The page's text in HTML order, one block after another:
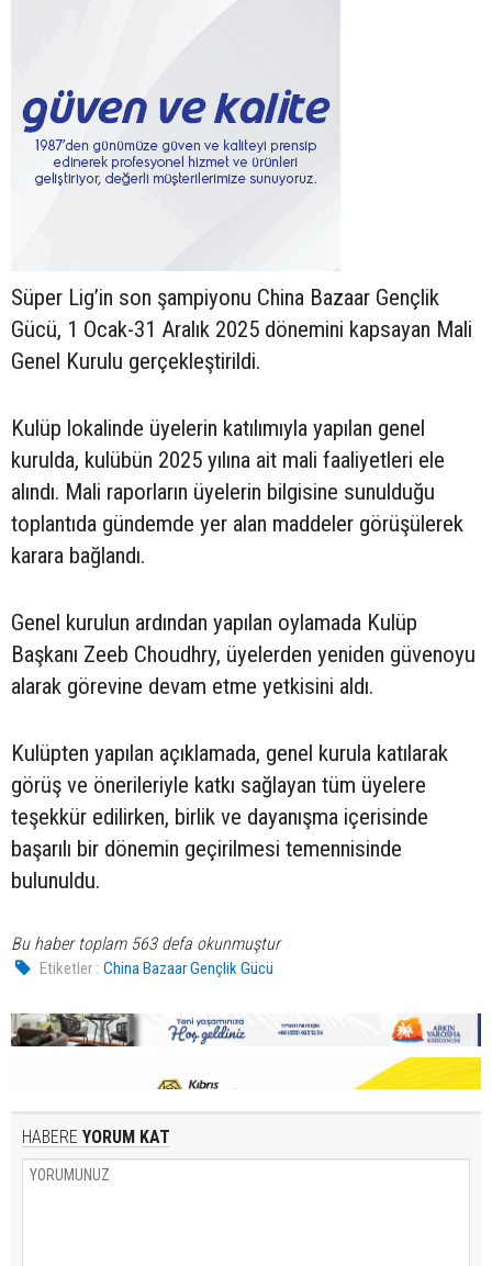
Süper Lig’in son şampiyonu China Bazaar Gençlik
Gücü, 1 Ocak-31 Aralık 2025 dönemini kapsayan Mali
Genel Kurulu gerçekleştirildi.
Kulüp lokalinde üyelerin katılımıyla yapılan genel
kurulda, kulübün 2025 yılına ait mali faaliyetleri ele
alındı. Mali raporların üyelerin bilgisine sunulduğu
toplantıda gündemde yer alan maddeler görüşülerek
karara bağlandı.
Genel kurulun ardından yapılan oylamada Kulüp
Başkanı Zeeb Choudhry, üyelerden yeniden güvenoyu
alarak görevine devam etme yetkisini aldı.
Kulüpten yapılan açıklamada, genel kurula katılarak
görüş ve önerileriyle katkı sağlayan tüm üyelere
teşekkür edilirken, birlik ve dayanışma içerisinde
başarılı bir dönemin geçirilmesi temennisinde
bulunuldu.
Bu haber toplam 563 defa okunmuştur
Etiketler : China Bazaar Gençlik Gücü
HABERE YORUM KAT